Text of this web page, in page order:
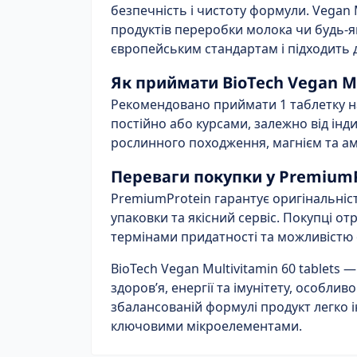
безпечність і чистоту формули.
продуктів переробки молока чи будь-
європейським стандартам і
Як приймати BioTech Vegan
Рекомендовано приймати 1 таблетку
постійно або курсами, залежно від
рослинного походження, магнієм та
Переваги покупки у
PremiumProtein гарантує
упаковки та якісний сервіс. Покупці
термінами придатності та
BioTech Vegan Multivitamin 60 tablets —
здоров’я, енергії та імунітету,
збалансованій формулі продукт легко
ключовими мікроелементами.